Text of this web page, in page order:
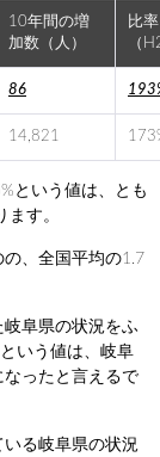
10年間の増
加数（人）
比率
（
86
14,821
という値は、とも
す。
、全国平均の1.7
阜県の状況をふ
いう値は、岐阜
ったと言えるで
いる岐阜県の状況